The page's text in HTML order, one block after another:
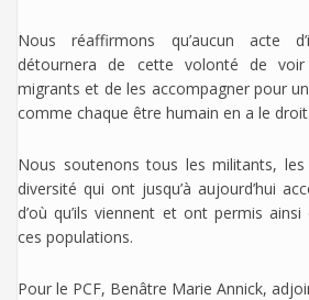
Nous réaffirmons qu’aucun acte
détournera de cette volonté de voir
migrants et de les accompagner pour
comme chaque être humain en a le droit.
Nous soutenons tous les militants,
diversité qui ont jusqu’à aujourd’hui
d’où qu’ils viennent et ont permis
ces populations.
Pour le PCF, Benâtre Marie Annick,